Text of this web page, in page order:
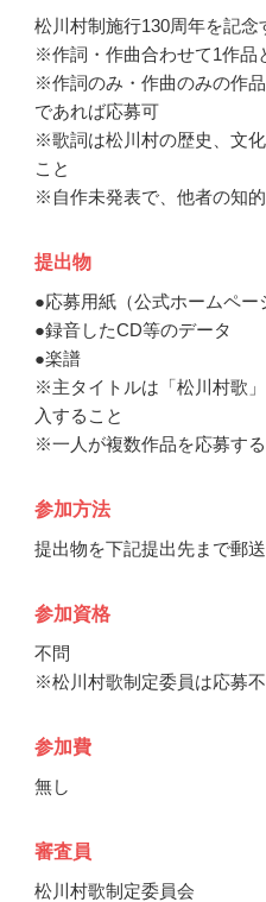
松川村制施行130周年を記念
※作詞・作曲合わせて1作品
※作詞のみ・作曲のみの作
であれば応募可
※歌詞は松川村の歴史、文
こと
※自作未発表で、他者の知
提出物
●応募用紙（公式ホームペー
●録音したCD等のデータ
●楽譜
※主タイトルは「松川村歌
入すること
※一人が複数作品を応募す
参加方法
提出物を下記提出先まで郵
参加資格
不問
※松川村歌制定委員は応募
参加費
無し
審査員
松川村歌制定委員会